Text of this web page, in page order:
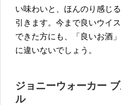
い味わいと、ほんのり感じ
引きます。今まで良いウイ
できた方にも、「良いお酒
に違いないでしょう。
ジョニーウォーカー
ル